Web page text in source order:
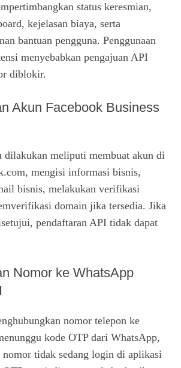
status keresmian,
kejelasan biaya, serta
bantuan pengguna. Penggunaan
menyebabkan pengajuan API
diblokir.
Akun Facebook Business
dilakukan meliputi membuat akun di
mengisi informasi bisnis,
bisnis, melakukan verifikasi
domain jika tersedia. Jika
pendaftaran API tidak dapat
Nomor ke WhatsApp
nomor telepon ke
kode OTP dari WhatsApp,
nomor tidak sedang login di aplikasi